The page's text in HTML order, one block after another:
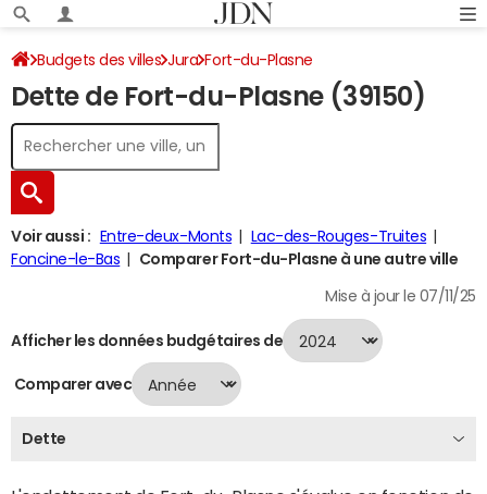
Budgets des villes Jura Fort-du-Plasne
Dette au 31/12/2024
Dette de Fort-du-Plasne (39150)
Voir aussi : Entre-deux-Monts
Lac-des-Rouges-Truites
Foncine-le-Bas
Comparer Fort-du-Plasne à une autre ville
Mise à jour le 07/11/25
Afficher les données budgétaires de
Comparer avec
Dette